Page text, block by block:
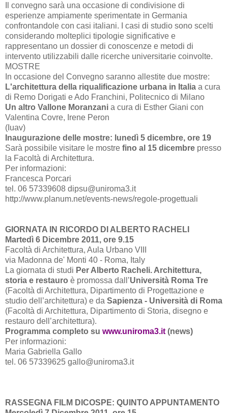
Il convegno sarà una occasione di condivisione di
esperienze ampiamente sperimentate in Germania
confrontandole con casi italiani. I casi di studio sono scelti
considerando molteplici tipologie significative e
rappresentano un dossier di conoscenze e metodi di
intervento utilizzabili dalle ricerche universitarie coinvolte.
MOSTRE
In occasione del Convegno saranno allestite due mostre:
L'architettura della riqualificazione urbana in Italia a cura
di Remo Dorigati e Ado Franchini, Politecnico di Milano
Un altro Vallone Moranzani a cura di Esther Giani con
Valentina Covre, Irene Peron
(Iuav)
Inaugurazione delle mostre: lunedì 5 dicembre, ore 19
Sarà possibile visitare le mostre fino al 15 dicembre presso
la Facoltà di Architettura.
Per informazioni:
Francesca Porcari
tel. 06 57339608 dipsu@uniroma3.it
http://www.planum.net/events-news/regole-progettuali
GIORNATA IN RICORDO DI ALBERTO RACHELI
Martedì 6 Dicembre 2011, ore 9.15
Facoltà di Architettura, Aula Urbano VIII
via Madonna de' Monti 40 - Roma, Italy
La giornata di studi Per Alberto Racheli. Architettura,
storia e restauro è promossa dall’Università Roma Tre
(Facoltà di Architettura, Dipartimento di Progettazione e
studio dell’architettura) e da Sapienza - Università di Roma
(Facoltà di Architettura, Dipartimento di Storia, disegno e
restauro dell’architettura).
Programma completo su www.uniroma3.it (news)
Per informazioni:
Maria Gabriella Gallo
tel. 06 57339625 gallo@uniroma3.it
RASSEGNA FILM DICOSPE: QUINTO APPUNTAMENTO